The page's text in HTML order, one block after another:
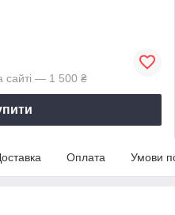
сайті — 1 500 ₴
Оплата Умови